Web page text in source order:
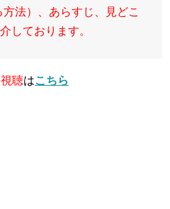
方法）、あらすじ、見どこ
しております。
聴はこちら